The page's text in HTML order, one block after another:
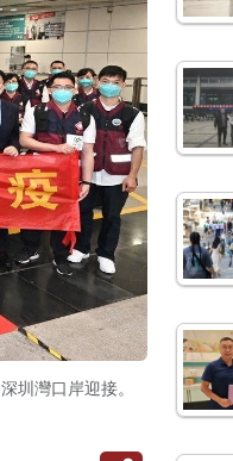
圳灣口岸迎接。